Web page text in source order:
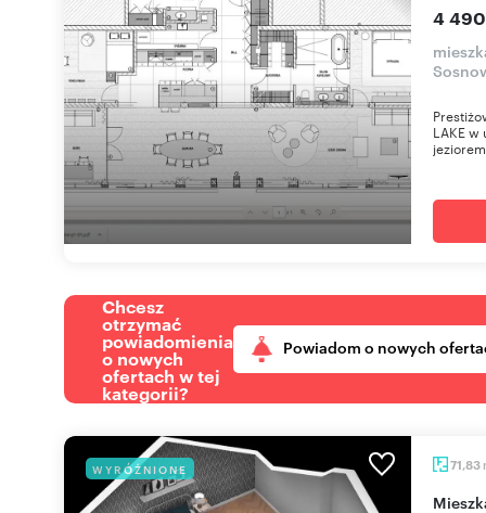
4
LAKE
Chcesz
otrzymać
powiadomienia
o nowych
ofertach w tej
kategorii?
Powiadom o nowych
WYRÓŻNIONE 71,83